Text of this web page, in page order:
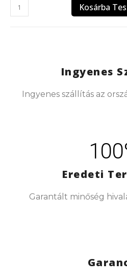
Kosárba
Ingyenes
Ingyenes szállítás az
Eredeti
Garantált minőség